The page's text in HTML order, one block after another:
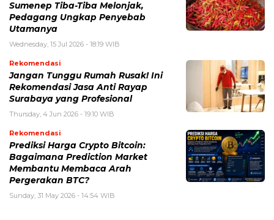
Sumenep Tiba-Tiba Melonjak,
Pedagang Ungkap Penyebab
Utamanya
Wednesday, 15 Jul 2026 - 18:19 WIB
Rekomendasi
Jangan Tunggu Rumah Rusak! Ini
Rekomendasi Jasa Anti Rayap
Surabaya yang Profesional
Thursday, 4 Jun 2026 - 19:10 WIB
Rekomendasi
Prediksi Harga Crypto Bitcoin:
Bagaimana Prediction Market
Membantu Membaca Arah
Pergerakan BTC?
Sunday, 31 May 2026 - 14:54 WIB